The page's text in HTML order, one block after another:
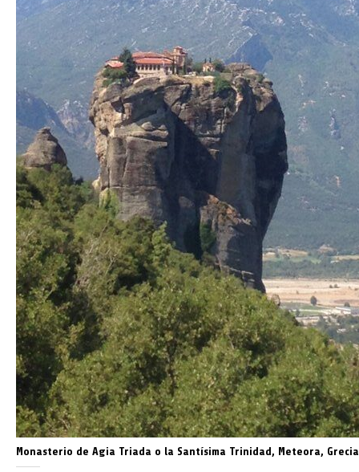
Monasterio de Agia Triada o la Santísima Trinidad, Meteora, Grecia